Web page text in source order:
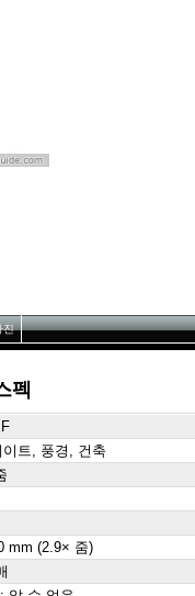
진
펙
이트, 풍경, 건축
mm (2.9× 줌)